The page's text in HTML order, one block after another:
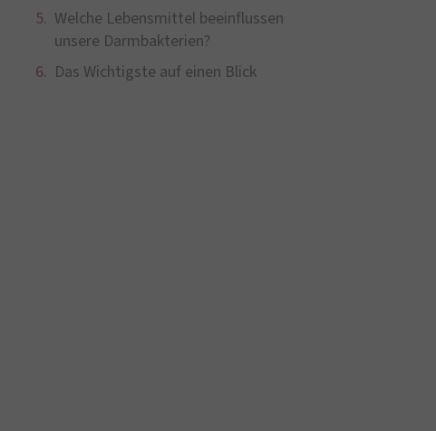
Welche Lebensmittel beeinflussen
unsere Darmbakterien?
Das Wichtigste auf einen Blick